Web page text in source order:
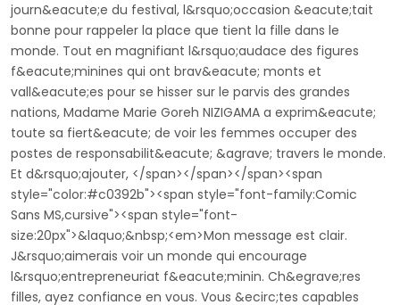
journ&eacute;e du festival, l&rsquo;occasion &eacute;tait
bonne pour rappeler la place que tient la fille dans le
monde. Tout en magnifiant l&rsquo;audace des figures
f&eacute;minines qui ont brav&eacute; monts et
vall&eacute;es pour se hisser sur le parvis des grandes
nations, Madame Marie Goreh NIZIGAMA a exprim&eacute;
toute sa fiert&eacute; de voir les femmes occuper des
postes de responsabilit&eacute; &agrave; travers le monde.
Et d&rsquo;ajouter, </span></span></span><span
style="color:#c0392b"><span style="font-family:Comic
Sans MS,cursive"><span style="font-
size:20px">&laquo;&nbsp;<em>Mon message est clair.
J&rsquo;aimerais voir un monde qui encourage
l&rsquo;entrepreneuriat f&eacute;minin. Ch&egrave;res
filles, ayez confiance en vous. Vous &ecirc;tes capables